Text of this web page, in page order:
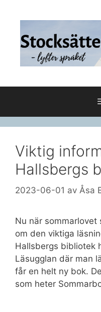
Viktig
Hallsbergs
2023-06-01 av Åsa
Nu när sommarlovet
om den viktiga
Hallsbergs bibliotek
Läsugglan där man
får en helt ny bok.
som heter